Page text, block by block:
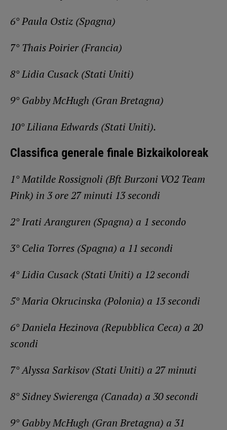
6° Paula Ostiz (Spagna)
7° Thais Poirier (Francia)
8° Lidia Cusack (Stati Uniti)
9° Gabby McHugh (Gran Bretagna)
10° Liliana Edwards (Stati Uniti).
Classifica generale finale Bizkaikoloreak
1° Matilde Rossignoli (Bft Burzoni VO2 Team
Pink) in 3 ore 27 minuti 13 secondi
2° Irati Aranguren (Spagna) a 1 secondo
3° Celia Torres (Spagna) a 11 secondi
4° Lidia Cusack (Stati Uniti) a 12 secondi
5° Maria Okrucinska (Polonia) a 13 secondi
6° Daniela Hezinova (Repubblica Ceca) a 20
scondi
7° Alyssa Sarkisov (Stati Uniti) a 27 minuti
8° Sidney Swierenga (Canada) a 30 secondi
9° Gabby McHugh (Gran Bretagna) a 31